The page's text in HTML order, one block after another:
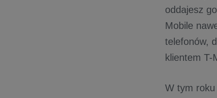
oddajesz
Mobile
telefonów,
klientem T-
W tym